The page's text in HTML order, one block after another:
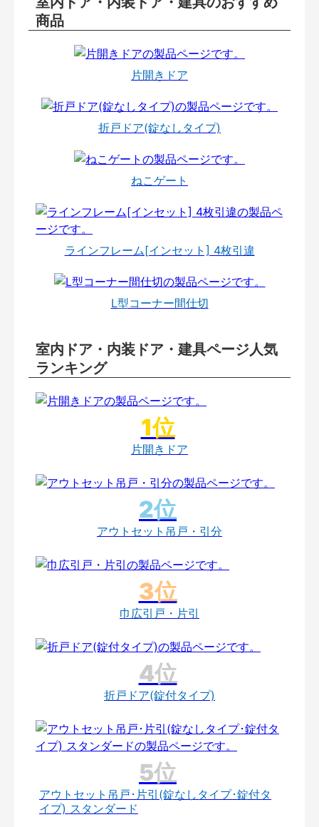
商品
片開きドア
折戸ドア(錠なしタイプ)
ねこゲート
ラインフレーム[インセット] 4枚引違
L型コーナー間仕切
室内ドア・内装ドア・建具ページ人気
ランキング
片開きドア
アウトセット吊戸・引分
巾広引戸・片引
折戸ドア(錠付タイプ)
アウトセット吊戸･片引(錠なしタイプ･錠付タ
イプ) スタンダード